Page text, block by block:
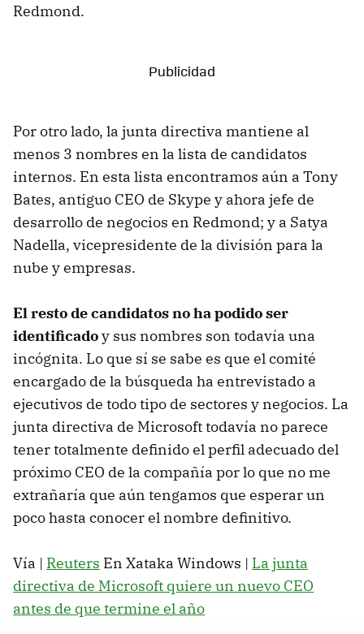
Redmond.
Por otro lado, la junta directiva mantiene al
menos 3 nombres en la lista de candidatos
internos. En esta lista encontramos aún a Tony
Bates, antiguo CEO de Skype y ahora jefe de
desarrollo de negocios en Redmond; y a Satya
Nadella, vicepresidente de la división para la
nube y empresas.
El resto de candidatos no ha podido ser
identificadoy sus nombres son todavía una
incógnita. Lo que sí se sabe es que el comité
encargado de la búsqueda ha entrevistado a
ejecutivos de todo tipo de sectores y negocios. La
junta directiva de Microsoft todavía no parece
tener totalmente definido el perfil adecuado del
próximo CEO de la compañía por lo que no me
extrañaría que aún tengamos que esperar un
poco hasta conocer el nombre definitivo.
Vía | Reuters En Xataka Windows | La junta
directiva de Microsoft quiere un nuevo CEO
antes de que termine el año